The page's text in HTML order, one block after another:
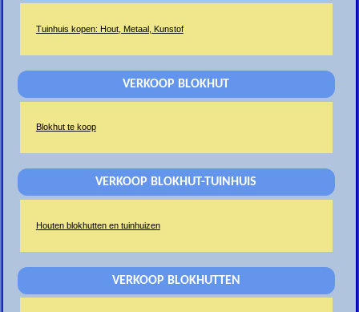
Tuinhuis kopen: Hout, Metaal, Kunstof
VERKOOP BLOKHUT
Blokhut te koop
VERKOOP BLOKHUT-TUINHUIS
Houten blokhutten en tuinhuizen
VERKOOP BLOKHUTTEN